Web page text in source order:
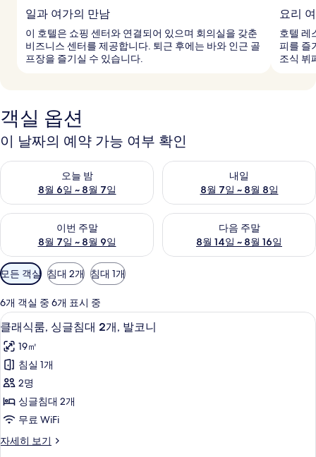
일과 여가의 만남
이 호텔은 쇼핑 센터와 연결되어 있으며 회의실을 갖춘
비즈니스 센터를 제공합니다. 퇴근 후에는 바와 인근 골
프장을 즐기실 수 있습니다.
요리
호텔 레
피를 즐
조식 뷔
객실 옵션
이 날짜의 예약 가능 여부 확인
오늘 밤
8월 6일 ~ 8월 7일
오늘 밤 예약 가능 여부 확인, 8월 6일 ~ 8월 7일
내일
8월 7일 ~ 8월 8일
내일 예약 가능 여부 확인, 8월
이번 주말
8월 7일 ~ 8월 9일
이번 주말 예약 가능 여부 확인, 8월 7일 ~ 8월 9일
다음 주말
8월 14일 ~ 8월 16일
다음 주말 예약 가능 여부 확인,
객
실
에
사
용
가
능
한
터
모든 객실 침대 2개 침대 1개
6개 객실 중 6개 표시 중
클
래
식
룸,
싱
글
침
대
클래식룸, 싱글침대 2개, 발코니 | 객실
4
클래식룸, 싱글침대 2개, 발코니
19㎡
침실 1개
2명
싱글침대 2개
무료 WiFi
자세히 보기
클